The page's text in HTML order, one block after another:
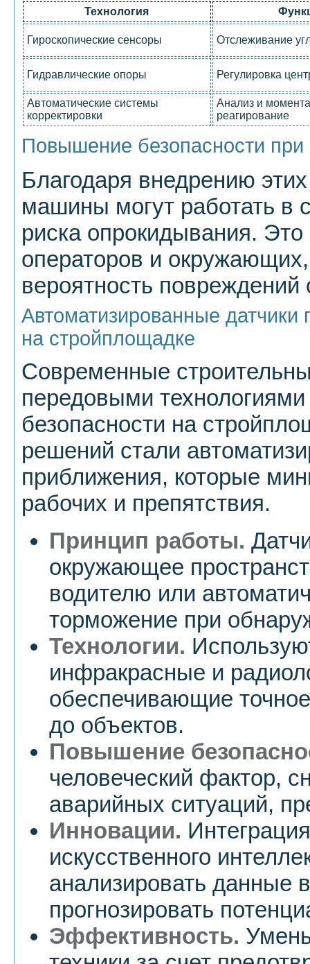
Технология
Гироскопические сенсоры Отслеживание
Гидравлические опоры Регулировка
Автоматические системы
корректировки
Анализ и
реагирование
Повышение безопасности
Благодаря внедрению
машины могут работать
риска опрокидывания.
операторов и
вероятность повреждений
Автоматизированные
на стройплощадке
Современные
передовыми
безопасности на
решений стали
приближения, которые
рабочих и препятствия.
Принцип работы.
окружающее
водителю или
торможение при
Технологии.
инфракрасные и
обеспечивающие
до объектов.
Повышение
человеческий фактор,
аварийных ситуаций,
Инновации.
искусственного
анализировать данные
прогнозировать
Эффективность.